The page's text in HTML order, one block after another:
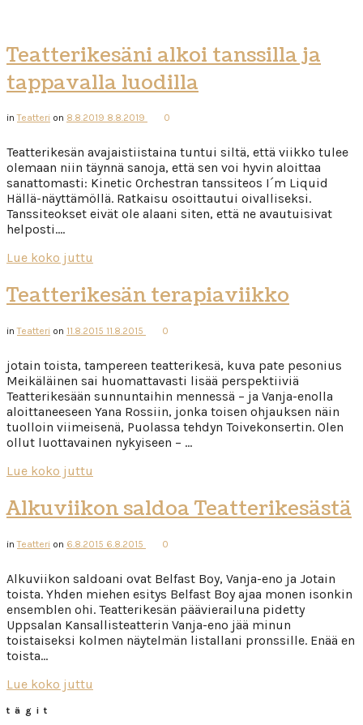
Teatterikesäni alkoi tanssilla ja
tappavalla luodilla
inTeatteri on 8.8.2019 8.8.2019 0
Teatterikesän avajaistiistaina tuntui siltä, että viikko tulee
olemaan niin täynnä sanoja, että sen voi hyvin aloittaa
sanattomasti: Kinetic Orchestran tanssiteos I´m Liquid
Hällä-näyttämöllä. Ratkaisu osoittautui oivalliseksi.
Tanssiteokset eivät ole alaani siten, että ne avautuisivat
helposti….
Lue koko juttu
Teatterikesän terapiaviikko
inTeatteri on 11.8.2015 11.8.2015 0
jotain toista, tampereen teatterikesä, kuva pate pesonius
Meikäläinen sai huomattavasti lisää perspektiiviä
Teatterikesään sunnuntaihin mennessä – ja Vanja-enolla
aloittaneeseen Yana Rossiin, jonka toisen ohjauksen näin
tuolloin viimeisenä, Puolassa tehdyn Toivekonsertin. Olen
ollut luottavainen nykyiseen – …
Lue koko juttu
Alkuviikon saldoa Teatterikesästä
inTeatteri on 6.8.2015 6.8.2015 0
Alkuviikon saldoani ovat Belfast Boy, Vanja-eno ja Jotain
toista. Yhden miehen esitys Belfast Boy ajaa monen isonkin
ensemblen ohi. Teatterikesän päävierailuna pidetty
Uppsalan Kansallisteatterin Vanja-eno jää minun
toistaiseksi kolmen näytelmän listallani pronssille. Enää en
toista…
Lue koko juttu
tägit